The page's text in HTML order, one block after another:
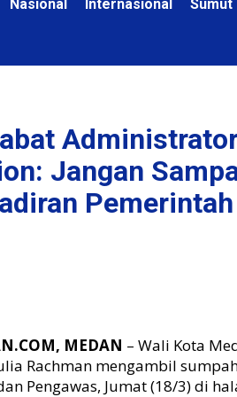
Nasional Internasional Sumut
Jangan
MEDAN – Wali Kota
Rachman mengambil
Pengawas, Jumat (18/3) di